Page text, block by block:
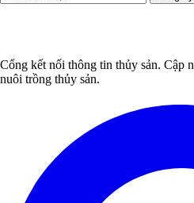
Cổng kết nối thông tin thủy sản. Cập
nuôi trồng thủy sản.